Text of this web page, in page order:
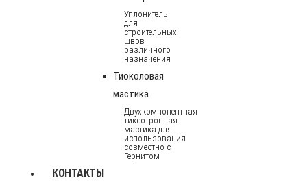
Уплонитель
для
строительных
швов
различного
назначения
Тиоколовая
мастика
Двухкомпонентная
тиксотропная
мастика для
использования
совместно с
Гернитом
КОНТАКТЫ